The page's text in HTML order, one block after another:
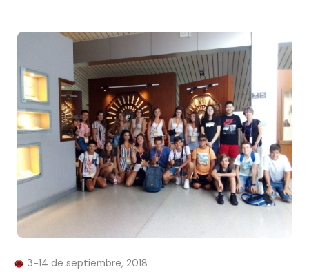
3-14 de septiembre, 2018